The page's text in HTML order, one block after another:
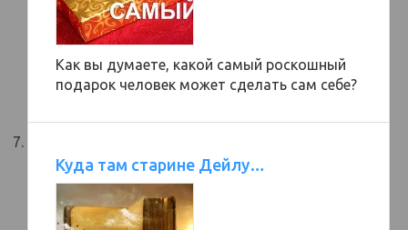
Как вы думаете, какой самый роскошный
подарок человек может сделать сам себе?
Куда там старине Дейлу…